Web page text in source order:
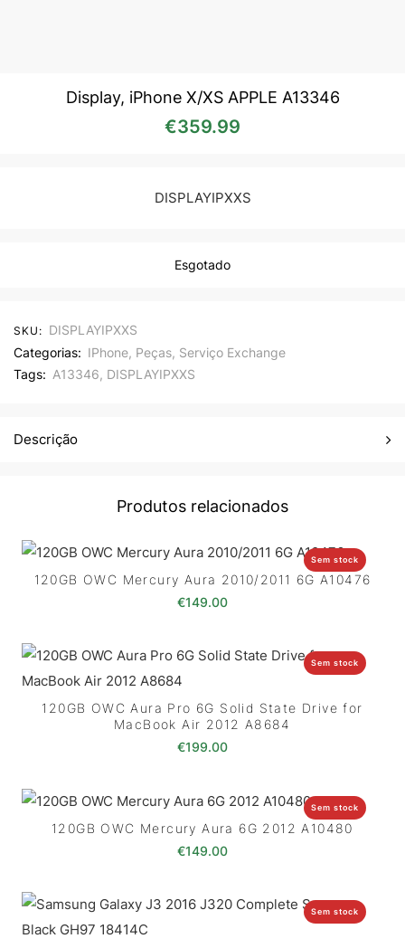
Display, iPhone X/XS APPLE A13346
€359.99
DISPLAYIPXXS
Esgotado
SKU: DISPLAYIPXXS
Categorias: IPhone, Peças, Serviço Exchange
Tags: A13346, DISPLAYIPXXS
Descrição
Produtos relacionados
Sem stock
120GB OWC Mercury Aura 2010/2011 6G A10476
€149.00
Sem stock
120GB OWC Aura Pro 6G Solid State Drive for
MacBook Air 2012 A8684
€199.00
Sem stock
120GB OWC Mercury Aura 6G 2012 A10480
€149.00
Sem stock